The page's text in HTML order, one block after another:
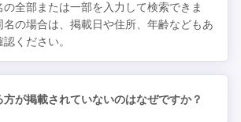
の全部または一部を入力して検索できま
名の場合は、掲載日や住所、年齢などもあ
ください。
方が掲載されていないのはなぜですか？